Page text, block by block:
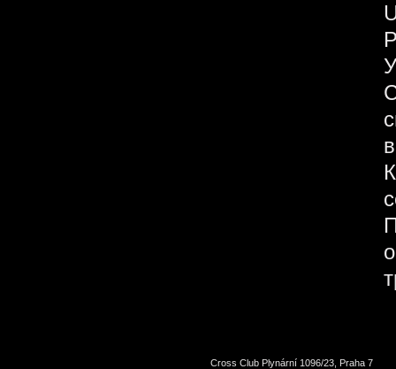
Cross Club Plynární 1096/23, Praha 7